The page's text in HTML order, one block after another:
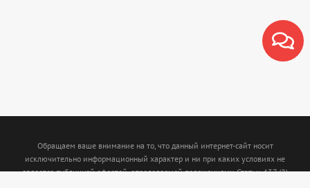
Обращаем ваше внимание на то, что данный интернет-сайт носит
исключительно информационный характер и ни при каких условиях не
является публичной офертой, определяемой положениями Статьи 437 (2)